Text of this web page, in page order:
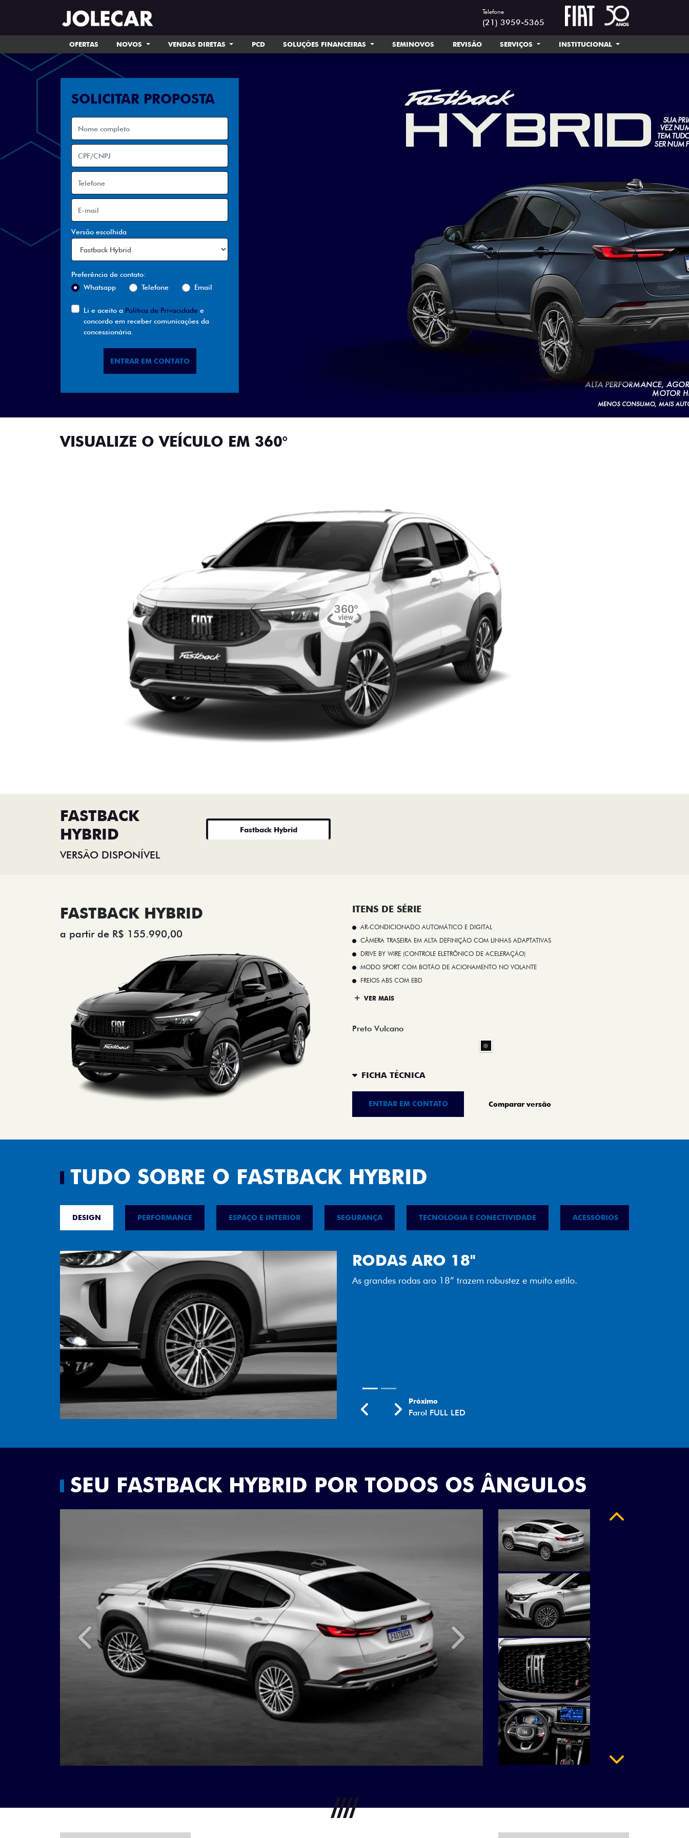
Telefone
(21) 3959-5365
OFERTAS NOVOS VENDAS DIRETAS PCD SOLUÇÕES FINANCEIRAS SEMINOVOS REVISÃO SERVIÇOS INSTITUCIONAL
SOLICITAR PROPOSTA
Versão escolhida
Preferência de contato:
Whatsapp
Telefone Email
Li e aceito a Política de Privacidade e
concordo em receber comunicações da
concessionária.
ENTRAR EM CONTATO
VISUALIZE O VEÍCULO EM 360°
FASTBACK
HYBRID
VERSÃO DISPONÍVEL
Fastback Hybrid
FASTBACK HYBRID
a partir de R$ 155.990,00
ITENS DE SÉRIE
AR-CONDICIONADO AUTOMÁTICO E DIGITAL
CÂMERA TRASEIRA EM ALTA DEFINIÇÃO COM LINHAS ADAPTATIVAS
DRIVE BY WIRE (CONTROLE ELETRÔNICO DE ACELERAÇÃO)
MODO SPORT COM BOTÃO DE ACIONAMENTO NO VOLANTE
FREIOS ABS COM EBD
VER MAIS
Preto Vulcano
FICHA TÉCNICA
ENTRAR EM CONTATO Comparar versão
TUDO SOBRE O FASTBACK HYBRID
DESIGN PERFORMANCE ESPAÇO E INTERIOR SEGURANÇA TECNOLOGIA E CONECTIVIDADE ACESSÓRIOS
FAROL FULL LED
Tecnologia dos faróis totalmente em LED garante melhor
Rodas aro 18"
SEU FASTBACK HYBRID POR TODOS OS ÂNGULOS
Próximo